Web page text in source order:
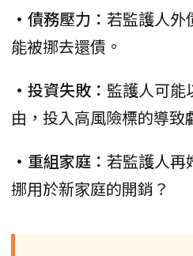
•債務壓力： 若監護人外
能被挪去還債。
•投資失敗： 監護人可能
由，投入高風險標的導致
•重組家庭： 若監護人再
挪用於新家庭的開銷？